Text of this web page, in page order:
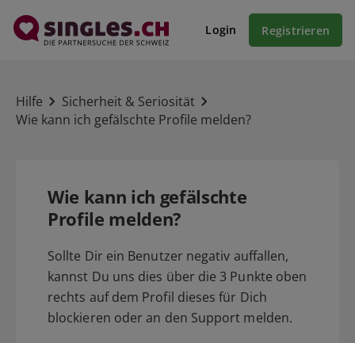
Login Registrieren
Hilfe
Sicherheit & Seriosität
Wie kann ich gefälschte Profile melden?
Wie kann ich gefälschte
Profile melden?
Sollte Dir ein Benutzer negativ auffallen,
kannst Du uns dies über die 3 Punkte oben
rechts auf dem Profil dieses für Dich
blockieren oder an den Support melden.